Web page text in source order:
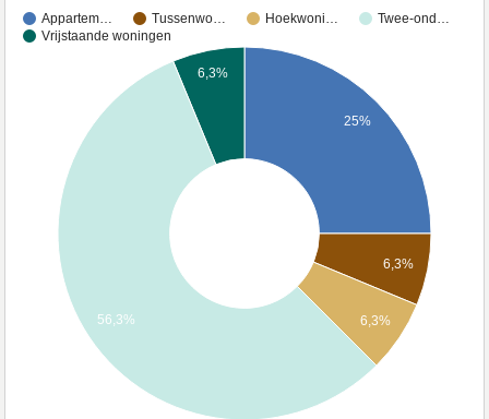
Appartem… Tussenwo… Hoekwoni…
Twee-ond…
Vrijstaande woningen
25%
6,3%
6,3%
6,3%
56,3%